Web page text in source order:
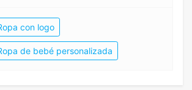
con logo
de bebé personalizada